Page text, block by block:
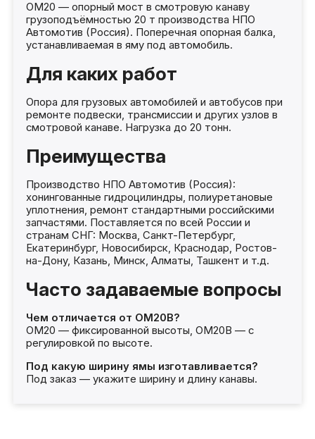
ОМ20 — опорный мост в смотровую канаву
грузоподъёмностью 20 т производства НПО
Автомотив (Россия). Поперечная опорная балка,
устанавливаемая в яму под автомобиль.
Для каких работ
Опора для грузовых автомобилей и автобусов при
ремонте подвески, трансмиссии и других узлов в
смотровой канаве. Нагрузка до 20 тонн.
Преимущества
Производство НПО Автомотив (Россия):
хонингованные гидроцилиндры, полиуретановые
уплотнения, ремонт стандартными российскими
запчастями. Поставляется по всей России и
странам СНГ: Москва, Санкт-Петербург,
Екатеринбург, Новосибирск, Краснодар, Ростов-
на-Дону, Казань, Минск, Алматы, Ташкент и т.д.
Часто задаваемые вопросы
Чем отличается от ОМ20В?
ОМ20 — фиксированной высоты, ОМ20В — с
регулировкой по высоте.
Под какую ширину ямы изготавливается?
Под заказ — укажите ширину и длину канавы.